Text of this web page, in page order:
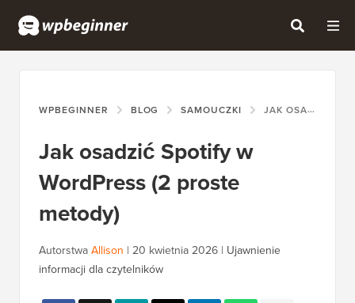
WPBEGINNER BLOG SAMOUCZKI JAK OSADZIĆ SPOTIFY W WORDPRESS (2 PROSTE METODY)
Jak osadzić Spotify w
WordPress (2 proste
metody)
AutorstwaAllison | 20 kwietnia 2026 | Ujawnienie
informacji dla czytelników